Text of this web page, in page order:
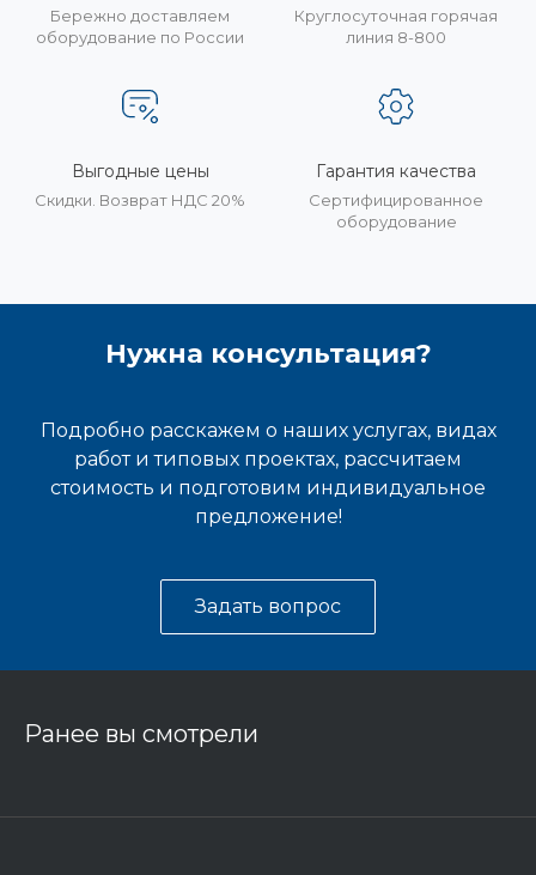
Бережно доставляем
оборудование по России
Круглосуточная горячая
линия 8-800
Выгодные цены
Скидки. Возврат НДС 20%
Гарантия качества
Сертифицированное
оборудование
Нужна консультация?
Подробно расскажем о наших услугах, видах
работ и типовых проектах, рассчитаем
стоимость и подготовим индивидуальное
предложение!
Задать вопрос
Ранее вы смотрели